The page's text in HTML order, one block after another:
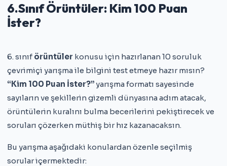
6.Sınıf Örüntüler: Kim 100 Puan
İster?
6. sınıf örüntüler konusu için hazırlanan 10 soruluk
çevrimiçi yarışma ile bilgini test etmeye hazır mısın?
“Kim 100 Puan İster?”yarışma formatı sayesinde
sayıların ve şekillerin gizemli dünyasına adım atacak,
örüntülerin kuralını bulma becerilerini pekiştirecek ve
soruları çözerken müthiş bir hız kazanacaksın.
Bu yarışma aşağıdaki konulardan özenle seçilmiş
sorular içermektedir: